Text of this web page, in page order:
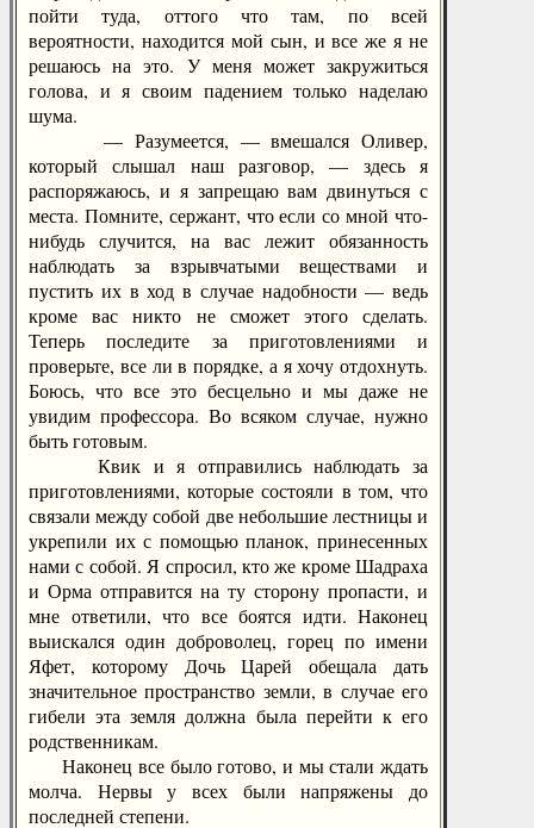
пойти туда, оттого что там, по всей
вероятности, находится мой сын, и все же я не
решаюсь на это. У меня может закружиться
голова, и я своим падением только наделаю
шума.
— Разумеется, — вмешался Оливер,
который слышал наш разговор, — здесь я
распоряжаюсь, и я запрещаю вам двинуться с
места. Помните, сержант, что если со мной что-
нибудь случится, на вас лежит обязанность
наблюдать за взрывчатыми веществами и
пустить их в ход в случае надобности — ведь
кроме вас никто не сможет этого сделать.
Теперь последите за приготовлениями и
проверьте, все ли в порядке, а я хочу отдохнуть.
Боюсь, что все это бесцельно и мы даже не
увидим профессора. Во всяком случае, нужно
быть готовым.
Квик и я отправились наблюдать за
приготовлениями, которые состояли в том, что
связали между собой две небольшие лестницы и
укрепили их с помощью планок, принесенных
нами с собой. Я спросил, кто же кроме Шадраха
и Орма отправится на ту сторону пропасти, и
мне ответили, что все боятся идти. Наконец
выискался один доброволец, горец по имени
Яфет, которому Дочь Царей обещала дать
значительное пространство земли, в случае его
гибели эта земля должна была перейти к его
родственникам.
Наконец все было готово, и мы стали ждать
молча. Нервы у всех были напряжены до
последней степени.